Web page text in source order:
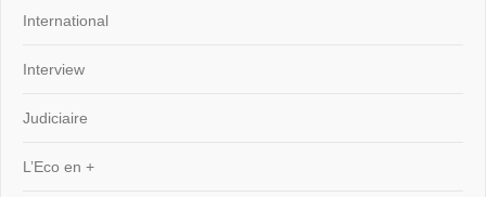
International
Interview
Judiciaire
L’Eco en +